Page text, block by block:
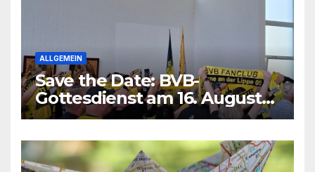
ALLGEMEIN
Save the Date: BVB-
Gottesdienst am 16. August
2026